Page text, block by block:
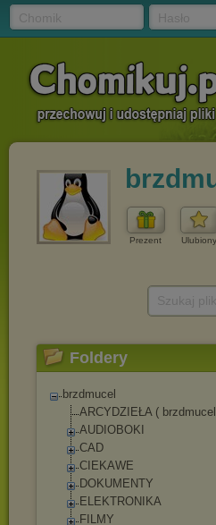
Prezent Ulubiony
Foldery
brzdmucel
ARCYDZIEŁA (
AUDIOBOKI
CAD
CIEKAWE
DOKUMENTY
ELEKTRONIKA
FILMY